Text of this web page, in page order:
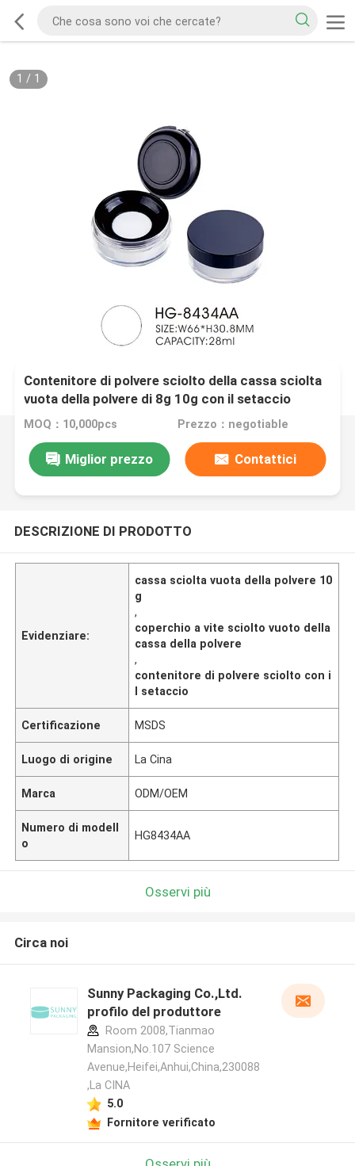
1 / 1
Contenitore di polvere sciolto della cassa sciolta
vuota della polvere di 8g 10g con il setaccio
Screw Cap
MOQ：10,000pcs Prezzo：negotiable
Miglior prezzo Contattici
DESCRIZIONE DI PRODOTTO
Evidenziare:
cassa sciolta vuota della polvere 10
g
,
coperchio a vite sciolto vuoto della
cassa della polvere
,
contenitore di polvere sciolto con i
l setaccio
Certificazione MSDS
Luogo di origine La Cina
Marca ODM/OEM
Numero di modell
o
HG8434AA
Osservi più
Circa noi
Sunny Packaging Co.,Ltd.
profilo del produttore
Room 2008,Tianmao
Mansion,No.107 Science
Avenue,Heifei,Anhui,China,230088
,La CINA
5.0
Fornitore verificato